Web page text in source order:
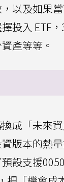
以及如果
投入 ETF
產等等。
成「未來
版本的熱
設支援